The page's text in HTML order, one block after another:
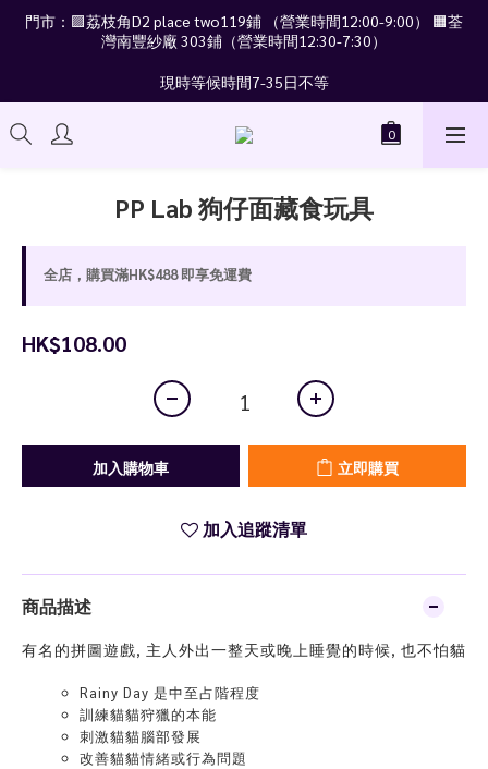
門市：🟪荔枝角D2 place two119鋪 （營業時間12:00-9:00） 🟧荃
灣南豐紗廠 303鋪（營業時間12:30-7:30）
現時等候時間7-35日不等
PP Lab 狗仔面藏食玩具
全店，購買滿HK$488 即享免運費
HK$108.00
加入購物車 立即購買
加入追蹤清單
商品描述
有名的拼圖遊戲, 主人外出一整天或晚上睡覺的時候, 也不怕貓
Rainy Day 是中至占階程度
訓練貓貓狩獵的本能
刺激貓貓腦部發展
改善貓貓情緒或行為問題